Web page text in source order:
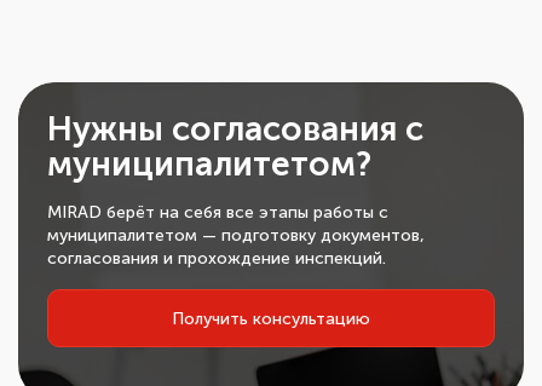
Нужны согласования с
муниципалитетом?
MIRAD берёт на себя все этапы работы с
муниципалитетом — подготовку документов,
согласования и прохождение инспекций.
Получить консультацию